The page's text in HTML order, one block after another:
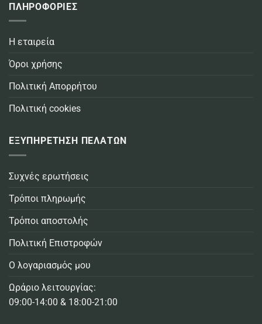
ΠΛΗΡΟΦΟΡΙΕΣ
Η εταιρεία
Όροι χρήσης
Πολιτική Απορρήτου
Πολιτική cookies
ΕΞΥΠΗΡΕΤΗΣΗ ΠΕΛΑΤΩΝ
Συχνές ερωτήσεις
Τρόποι πληρωμής
Τρόποι αποστολής
Πολιτική Επιστροφών
Ο λογαριασμός μου
Ωράριο λειτουργίας:
09:00-14:00 & 18:00-21:00